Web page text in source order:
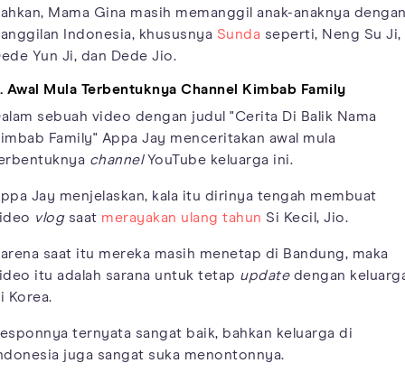
Mama Gina masih memanggil anak-anaknya
Indonesia, khususnya Sunda seperti, Neng Su Ji,
Yun Ji, dan Dede Jio.
Awal Mula Terbentuknya Channel Kimbab Family
sebuah video dengan judul "Cerita Di Balik Nama
Family" Appa Jay menceritakan awal mula
channelYouTube keluarga ini.
Jay menjelaskan, kala itu dirinya tengah membuat
vlogsaat merayakan ulang tahun Si Kecil, Jio.
saat itu mereka masih menetap di Bandung, maka
itu adalah sarana untuk tetap updatedengan
Korea.
ternyata sangat baik, bahkan keluarga di
juga sangat suka menontonnya.